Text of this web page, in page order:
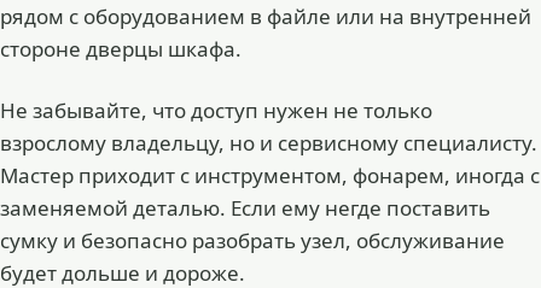
рядом с оборудованием в файле или на внутренней
стороне дверцы шкафа.
Не забывайте, что доступ нужен не только
взрослому владельцу, но и сервисному специалисту.
Мастер приходит с инструментом, фонарем, иногда с
заменяемой деталью. Если ему негде поставить
сумку и безопасно разобрать узел, обслуживание
будет дольше и дороже.